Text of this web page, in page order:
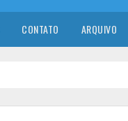
CONTATO ARQUIVO